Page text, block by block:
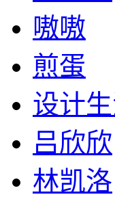
嗷嗷
煎蛋
设计
吕欣欣
林凯洛